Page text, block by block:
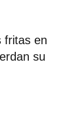
fritas en
su